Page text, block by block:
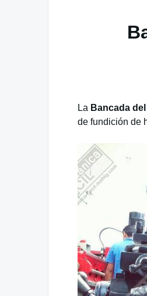
La Bancada
de fundición de